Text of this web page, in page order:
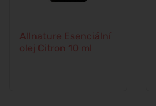
Allnature Esenciální
olej Citron 10 ml